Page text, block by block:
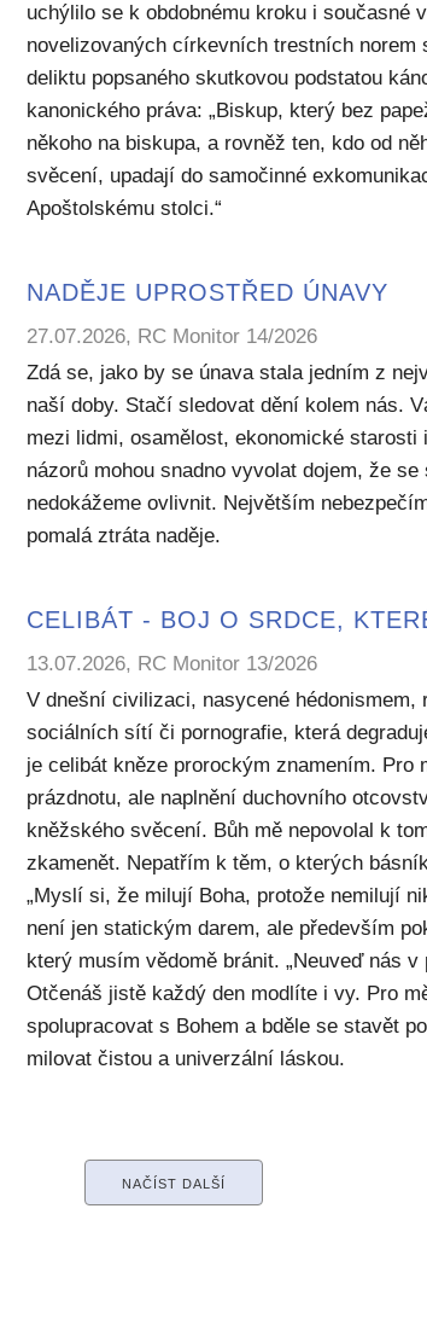
uchýlilo se k obdobnému kroku i současné
novelizovaných církevních trestních norem
deliktu popsaného skutkovou podstatou
kanonického práva: „Biskup, který bez
někoho na biskupa, a rovněž ten, kdo od
svěcení, upadají do samočinné
Apoštolskému stolci.“
NADĚJE UPROSTŘED ÚNAVY
27.07.2026, RC Monitor 14/2026
Zdá se, jako by se únava stala jedním z
naší doby. Stačí sledovat dění kolem nás.
mezi lidmi, osamělost, ekonomické
názorů mohou snadno vyvolat dojem, že
nedokážeme ovlivnit. Největším
pomalá ztráta naděje.
CELIBÁT - BOJ O SRDCE,
13.07.2026, RC Monitor 13/2026
V dnešní civilizaci, nasycené hédonismem,
sociálních sítí či pornografie, která
je celibát kněze prorockým znamením. Pro
prázdnotu, ale naplnění duchovního
kněžského svěcení. Bůh mě nepovolal k
zkamenět. Nepatřím k těm, o kterých
„Myslí si, že milují Boha, protože nemilují
není jen statickým darem, ale především
který musím vědomě bránit. „Neuveď nás v
Otčenáš jistě každý den modlíte i vy. Pro
spolupracovat s Bohem a bděle se stavět
milovat čistou a univerzální láskou.
NAČÍST DALŠÍ